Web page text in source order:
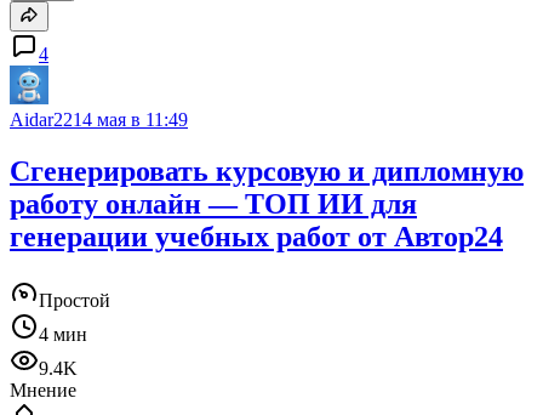
4
Aidar2214 мая в 11:49
Сгенерировать курсовую и дипломную
работу онлайн — ТОП ИИ для
генерации учебных работ от Автор24
Простой
4 мин
9.4K
Мнение